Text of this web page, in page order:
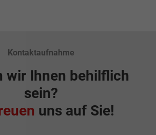
Kontaktaufnahme
wir Ihnen behilflich
sein?
uns auf Sie!